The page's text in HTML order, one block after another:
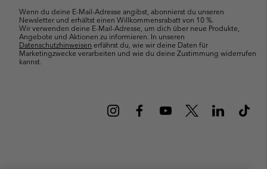
Wenn du deine E-Mail-Adresse angibst, abonnierst du unseren
Newsletter und erhältst einen Willkommensrabatt von 10 %.
Wir verwenden deine E-Mail-Adresse, um dich über neue Produkte,
Angebote und Aktionen zu informieren. In unseren
Datenschutzhinweisen erfährst du, wie wir deine Daten für
Marketingzwecke verarbeiten und wie du deine Zustimmung widerrufen
kannst.